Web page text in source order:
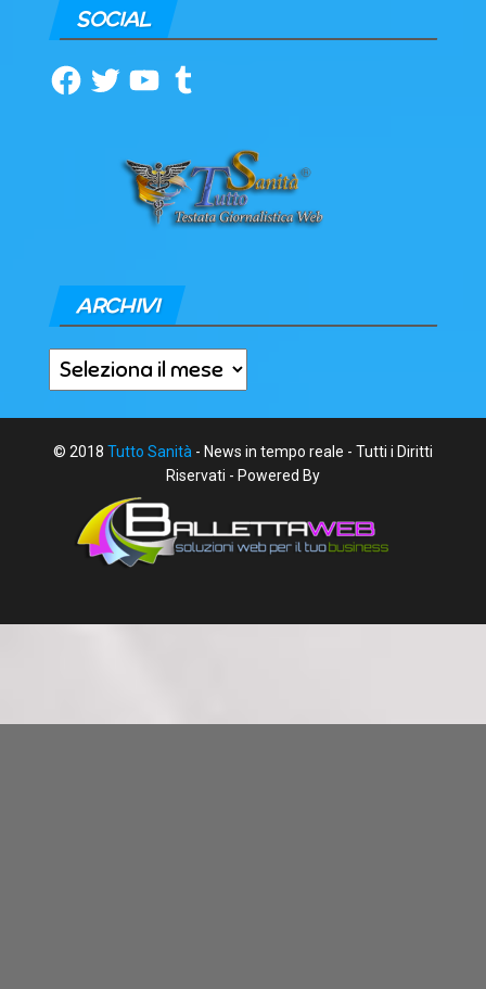
SOCIAL
Facebook
TwitterYouTubeTumblr
ARCHIVI
Archivi
© 2018 Tutto Sanità - News in tempo reale - Tutti i Diritti
Riservati - Powered By